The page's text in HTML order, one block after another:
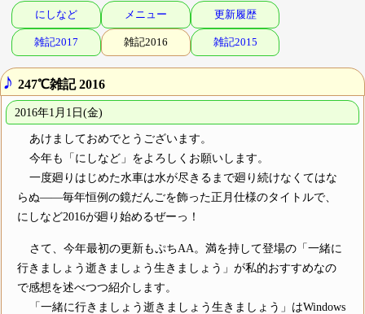
にしなど メニュー 更新履歴
雑記2017 雑記2016 雑記2015
♪ 247℃雑記 2016
2016年1月1日(金)
あけましておめでとうございます。
今年も「にしなど」をよろしくお願いします。
一度廻りはじめた水車は水が尽きるまで廻り続けなくてはな
らぬ――毎年恒例の鏡だんごを飾った正月仕様のタイトルで、
にしなど2016が廻り始めるぜーっ！
さて、今年最初の更新もぷちAA。満を持して登場の「一緒に
行きましょう逝きましょう生きましょう」が私的おすすめなの
で感想を述べつつ紹介します。
「一緒に行きましょう逝きましょう生きましょう」はWindows